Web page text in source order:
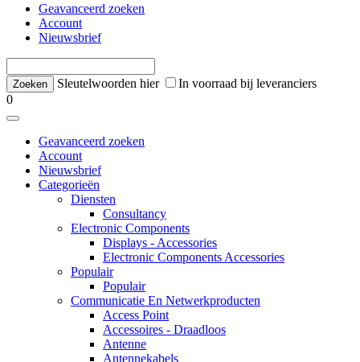
Geavanceerd zoeken
Account
Nieuwsbrief
Sleutelwoorden hier
In voorraad bij leveranciers
0
Geavanceerd zoeken
Account
Nieuwsbrief
Categorieën
Diensten
Consultancy
Electronic Components
Displays - Accessories
Electronic Components Accessories
Populair
Populair
Communicatie En Netwerkproducten
Access Point
Accessoires - Draadloos
Antenne
Antennekabels